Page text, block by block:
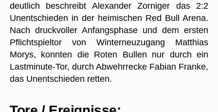
deutlich beschreibt Alexander Zorniger das 2:2
Unentschieden in der heimischen Red Bull Arena.
Nach druckvoller Anfangsphase und dem ersten
Pflichtspieltor von Winterneuzugang Matthias
Morys, konnten die Roten Bullen nur durch ein
Lastminute-Tor, durch Abwehrrecke Fabian Franke,
das Unentschieden retten.